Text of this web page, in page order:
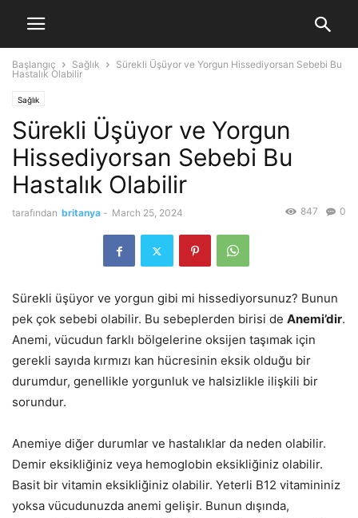
Başlangıç Sağlık
Sürekli Üşüyor ve Yorgun Hissediyorsan Sebebi Bu
Hastalık Olabilir
Sağlık
Sürekli Üşüyor ve Yorgun
Hissediyorsan Sebebi Bu
Hastalık Olabilir
tarafından britanya - March 25, 2024 0
847
Sürekli üşüyor ve yorgun gibi mi hissediyorsunuz? Bunun
pek çok sebebi olabilir. Bu sebeplerden birisi de Anemi’dir.
Anemi, vücudun farklı bölgelerine oksijen taşımak için
gerekli sayıda kırmızı kan hücresinin eksik olduğu bir
durumdur, genellikle yorgunluk ve halsizlikle ilişkili bir
sorundur.
Anemiye diğer durumlar ve hastalıklar da neden olabilir.
Demir eksikliğiniz veya hemoglobin eksikliğiniz olabilir.
Basit bir vitamin eksikliğiniz olabilir. Yeterli B12 vitamininiz
yoksa vücudunuzda anemi gelişir. Bunun dışında,